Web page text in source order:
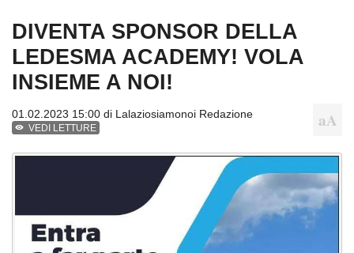
DIVENTA SPONSOR DELLA
LEDESMA ACADEMY! VOLA
INSIEME A NOI!
01.02.2023 15:00 di Lalaziosiamonoi Redazione
VEDI LETTURE